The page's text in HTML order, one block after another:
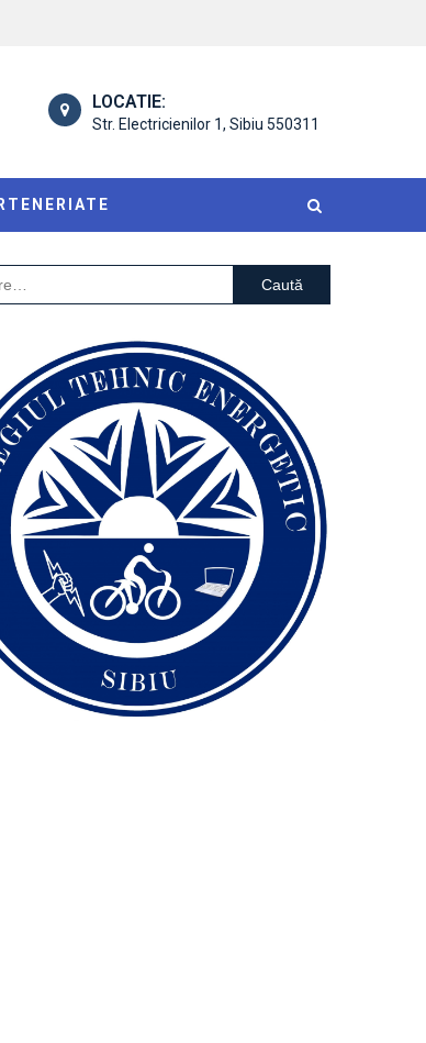
LOCATIE:
Str. Electricienilor 1, Sibiu 550311
Caută
după: